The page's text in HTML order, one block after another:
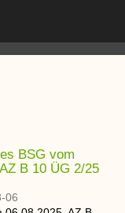
BSG vom
B 10 ÜG 2/25
06